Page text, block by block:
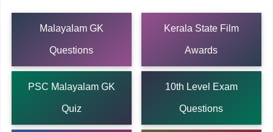
Malayalam GK
Questions
Kerala State Film
Awards
PSC Malayalam GK
Quiz
10th Level Exam
Questions